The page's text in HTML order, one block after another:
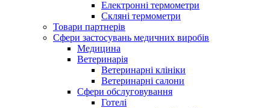
Електронні термометри
Скляні термометри
Товари партнерів
Сфери застосувань медичних виробів
Медицина
Ветеринарiя
Ветеринарнi клiнiки
Ветеринарнi салони
Сфери обслуговування
Готелі